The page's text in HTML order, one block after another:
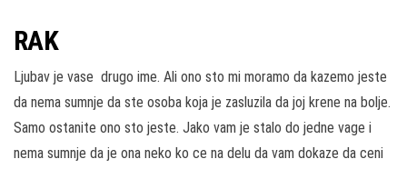
RAK
Ljubav je vase drugo ime. Ali ono sto mi moramo da kazemo jeste
da nema sumnje da ste osoba koja je zasluzila da joj krene na bolje.
Samo ostanite ono sto jeste. Jako vam je stalo do jedne vage i
nema sumnje da je ona neko ko ce na delu da vam dokaze da ceni